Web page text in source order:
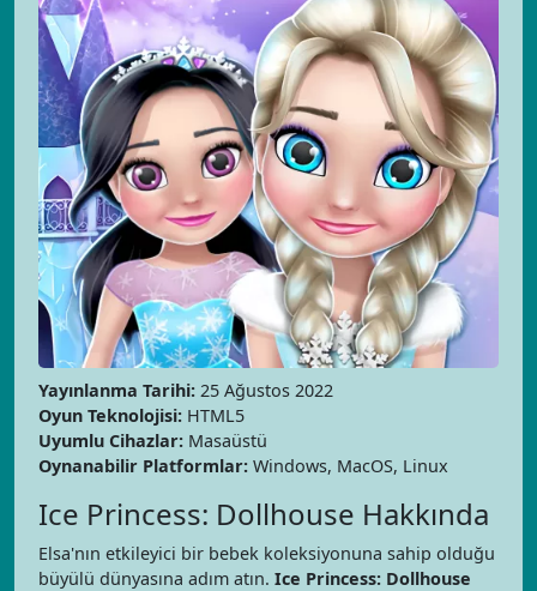
Yayınlanma Tarihi: 25 Ağustos 2022
Oyun Teknolojisi: HTML5
Uyumlu Cihazlar: Masaüstü
Oynanabilir Platformlar: Windows, MacOS, Linux
Ice Princess: Dollhouse Hakkında
Elsa'nın etkileyici bir bebek koleksiyonuna sahip olduğu
büyülü dünyasına adım atın. Ice Princess: Dollhouse